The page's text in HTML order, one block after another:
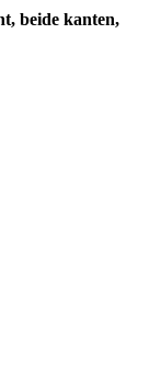
beide kanten,